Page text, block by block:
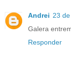
Andrei 23
Galera
Responder